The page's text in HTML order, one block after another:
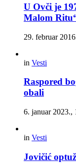
U Ovči je
Malom
29. februar
in Vesti
Raspored
obali
6. januar 2023.,
in Vesti
Jovičić